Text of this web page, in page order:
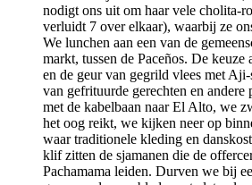
nodigt ons uit om haar vele cholita-
verluidt 7 over elkaar), waarbij ze
We lunchen aan een van de
markt, tussen de Paceños. De keuze
en de geur van gegrild vlees met
van gefrituurde gerechten en andere
met de kabelbaan naar El Alto, we
het oog reikt, we kijken neer op
waar traditionele kleding en
klif zitten de sjamanen die de
Pachamama leiden. Durven we bij